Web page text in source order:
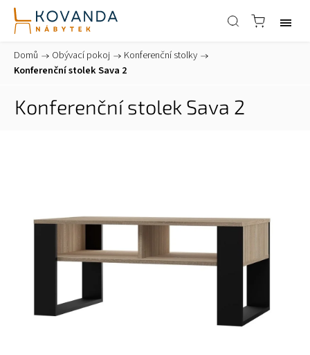
Domů / Obývací pokoj / Konferenční stolky /
Konferenční stolek Sava 2
Konferenční stolek Sava 2